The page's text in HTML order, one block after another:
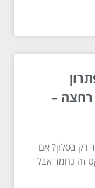
רחצה –
רק בסלון? אם
זה נחמד אבל